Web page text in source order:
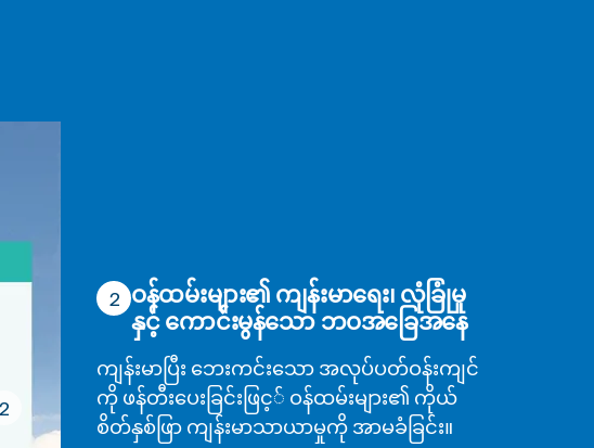
2
2 ဝန်ထမ်းများ၏ ကျန်းမာရေး၊ လုံခြုံမှု
နှင့် ကောင်းမွန်သော ဘဝအခြေအနေ
ကျန်းမာပြီး ဘေးကင်းသော အလုပ်ပတ်ဝန်းကျင်
ကို ဖန်တီးပေးခြင်းဖြင့် ဝန်ထမ်းများ၏ ကိုယ်
စိတ်နှစ်ဖြာ ကျန်းမာသာယာမှုကို အာမခံခြင်း။